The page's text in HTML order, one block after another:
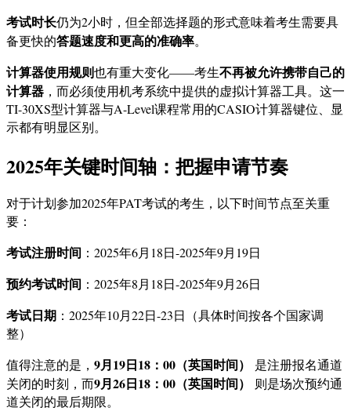
考试时长仍为2小时，但全部选择题的形式意味着考生需要具
备更快的答题速度和更高的准确率。
计算器使用规则也有重大变化——考生不再被允许携带自己的
计算器 ，而必须使用机考系统中提供的虚拟计算器工具。这一
TI-30XS型计算器与A-Level课程常用的CASIO计算器键位、显
示都有明显区别。
2025年关键时间轴：把握申请节奏
对于计划参加2025年PAT考试的考生，以下时间节点至关重
要：
考试注册时间 ：2025年6月18日-2025年9月19日
预约考试时间 ：2025年8月18日-2025年9月26日
考试日期 ：2025年10月22日-23日（具体时间按各个国家调
整）
值得注意的是， 9月19日18：00（英国时间）
是注册报名通道
关闭的时刻，而9月26日18：00（英国时间）
则是场次预约通
道关闭的最后期限。